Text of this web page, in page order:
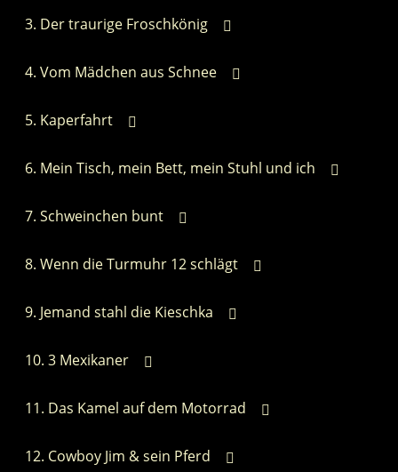
Der traurige Froschkönig
Vom Mädchen aus Schnee
Kaperfahrt
Mein Tisch, mein Bett, mein Stuhl und ich
Schweinchen bunt
Wenn die Turmuhr 12 schlägt
Jemand stahl die Kieschka
3 Mexikaner
Das Kamel auf dem Motorrad
Cowboy Jim & sein Pferd